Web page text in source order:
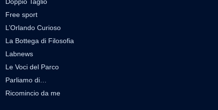
Free sport
L’Orlando Curioso
La Bottega di Filosofia
Labnews
Le Voci del Parco
Parliamo di…
Ricomincio da me